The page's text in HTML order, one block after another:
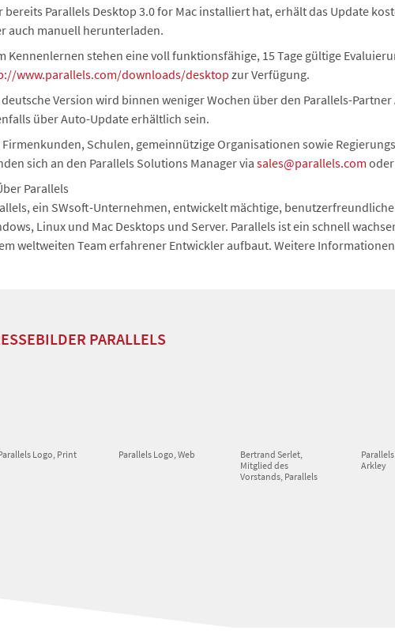
bereits Parallels Desktop 3.0 for Mac installiert hat, erhält das Update
auch manuell herunterladen.
Kennenlernen stehen eine voll funktionsfähige, 15 Tage gültige
www.parallels.com/downloads/desktop zur Verfügung.
deutsche Version wird binnen weniger Wochen über den Parallels-
über Auto-Update erhältlich sein.
Firmenkunden, Schulen, gemeinnützige Organisationen sowie
sich an den Parallels Solutions Manager via sales@parallels.com
Parallels
ein SWsoft-Unternehmen, entwickelt mächtige,
Linux und Mac Desktops und Server. Parallels ist ein schnell
weltweiten Team erfahrener Entwickler aufbaut. Weitere
PARALLELS
Logo, Print Parallels Logo, Web
Bertrand Serlet,
Mitglied des
Vorstands, Parallels
Arkley